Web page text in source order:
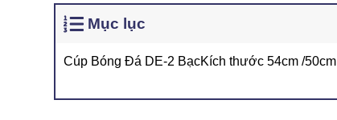
Mục lục
Cúp Bóng Đá DE-2 BạcKích thước 54cm /50cm